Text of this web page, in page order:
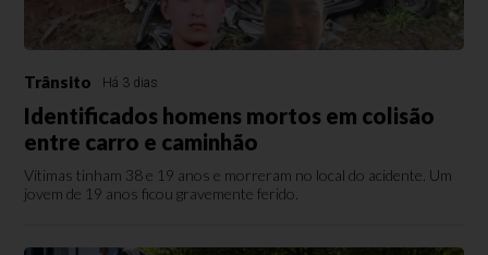
Trânsito Há 3 dias
Identificados homens mortos em colisão
entre carro e caminhão
Vítimas tinham 38 e 19 anos e morreram no local do acidente. Um
jovem de 19 anos ficou gravemente ferido.